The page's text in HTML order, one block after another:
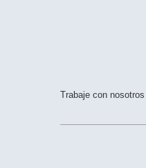
Trabaje con nosotros